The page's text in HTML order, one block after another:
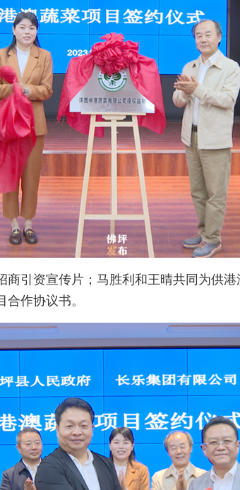
商引资宣传片；马胜利和王晴共同为供
作协议书。